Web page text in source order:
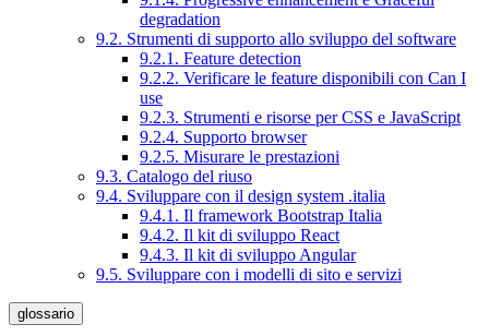
degradation
9.2. Strumenti di supporto allo sviluppo del software
9.2.1. Feature detection
9.2.2. Verificare le feature disponibili con Can I
use
9.2.3. Strumenti e risorse per CSS e JavaScript
9.2.4. Supporto browser
9.2.5. Misurare le prestazioni
9.3. Catalogo del riuso
9.4. Sviluppare con il design system .italia
9.4.1. Il framework Bootstrap Italia
9.4.2. Il kit di sviluppo React
9.4.3. Il kit di sviluppo Angular
9.5. Sviluppare con i modelli di sito e servizi
glossario